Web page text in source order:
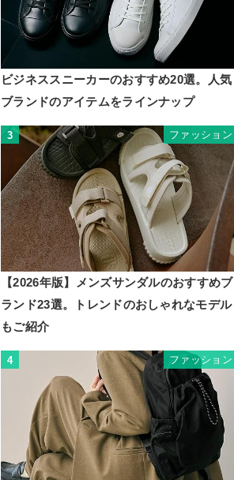
ビジネススニーカーのおすすめ20選。人気
ブランドのアイテムをラインナップ
3 ファッション
【2026年版】メンズサンダルのおすすめブ
ランド23選。トレンドのおしゃれなモデル
もご紹介
4 ファッション